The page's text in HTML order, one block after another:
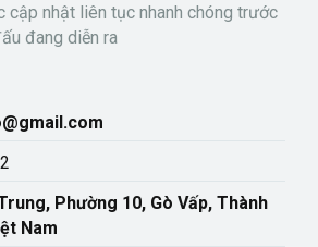
cập nhật liên tục nhanh chóng trước
đang diễn ra
2
Phường 10, Gò Vấp, Thành
Nam